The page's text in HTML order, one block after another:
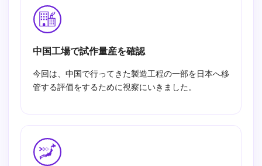
中国工場で試作量産を確認
今回は、中国で行ってきた製造工程の一部を日本へ移
管する評価をするために視察にいきました。